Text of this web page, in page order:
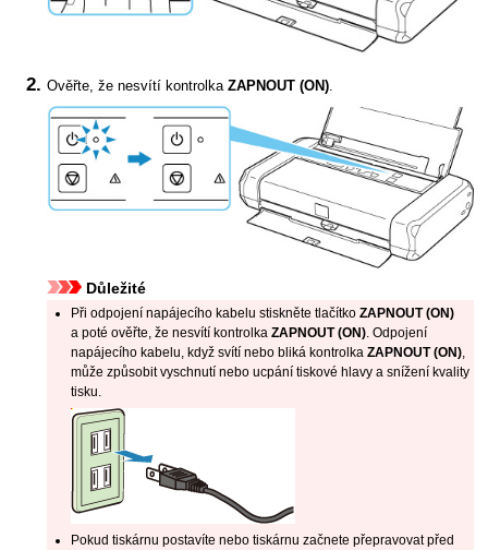
Ověřte, že nesvítí kontrolkaZAPNOUT (ON)
Důležité
Při odpojení napájecího kabelu stiskněte tlačítkoZAPNOUT (ON)
a poté ověřte, že nesvítí kontrolkaZAPNOUT (ON). Odpojení
napájecího kabelu, když svítí nebo bliká kontrolkaZAPNOUT (ON),
může způsobit vyschnutí nebo ucpánítiskové hlavy a snížení kvality
tisku.
Pokudtiskárnu postavíte nebotiskárnu začnete přepravovat před